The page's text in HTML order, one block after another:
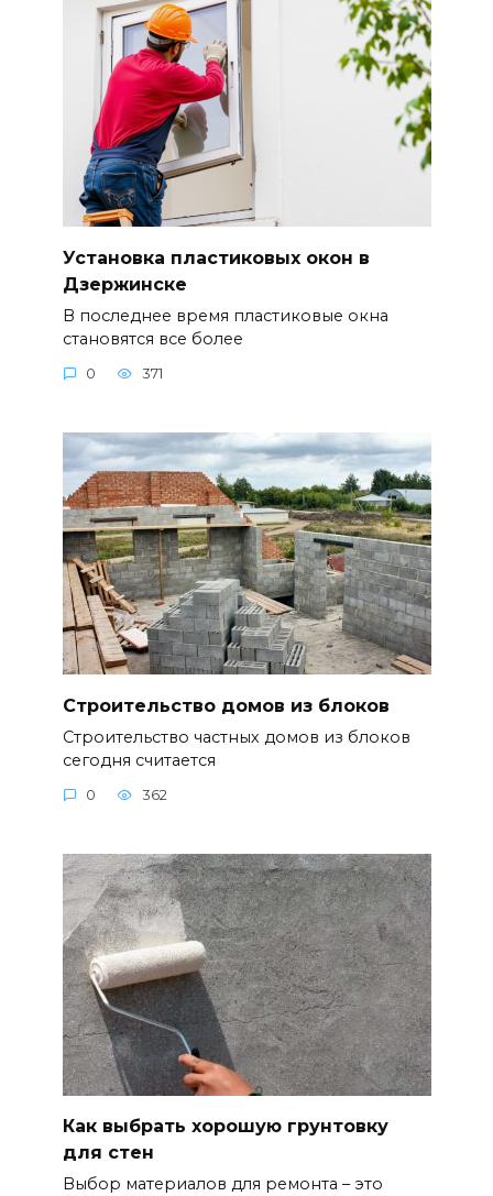
Установка пластиковых окон в
Дзержинске
В последнее время пластиковые окна
становятся все более
0 371
Строительство домов из блоков
Строительство частных домов из блоков
сегодня считается
0 362
Как выбрать хорошую грунтовку
для стен
Выбор материалов для ремонта – это